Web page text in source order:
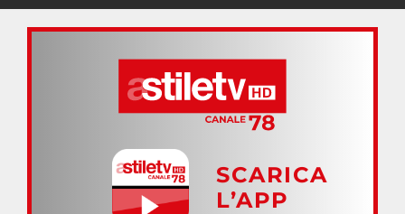
SCARICA
L’APP